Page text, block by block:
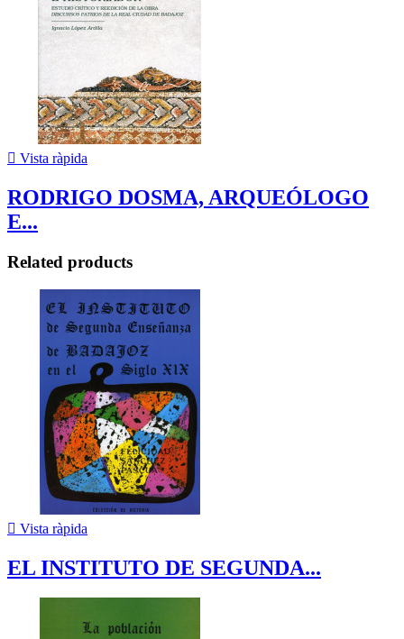
 Vista ràpida
RODRIGO DOSMA, ARQUEÓLOGO
E...
Related products
 Vista ràpida
EL INSTITUTO DE SEGUNDA...